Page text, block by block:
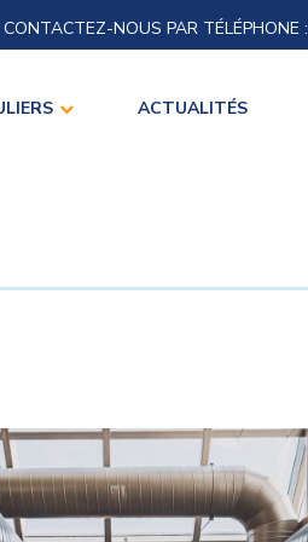
CONTACTEZ-NOUS PAR TÉLÉPHONE :
SAV
ACTUALITÉS